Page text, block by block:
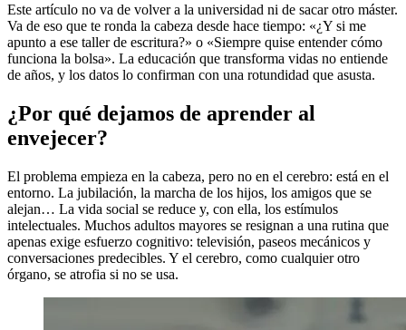
Este artículo no va de volver a la universidad ni de sacar otro máster.
Va de eso que te ronda la cabeza desde hace tiempo: «¿Y si me
apunto a ese taller de escritura?» o «Siempre quise entender cómo
funciona la bolsa». La educación que transforma vidas no entiende
de años, y los datos lo confirman con una rotundidad que asusta.
¿Por qué dejamos de aprender al
envejecer?
El problema empieza en la cabeza, pero no en el cerebro: está en el
entorno. La jubilación, la marcha de los hijos, los amigos que se
alejan… La vida social se reduce y, con ella, los estímulos
intelectuales. Muchos adultos mayores se resignan a una rutina que
apenas exige esfuerzo cognitivo: televisión, paseos mecánicos y
conversaciones predecibles. Y el cerebro, como cualquier otro
órgano, se atrofia si no se usa.